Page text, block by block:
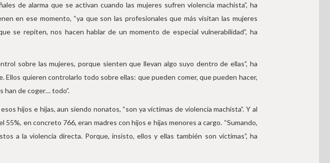
de alarma que se activan cuando las mujeres sufren violencia machista”, ha
en ese momento, “ya que son las profesionales que más visitan las mujeres
se repiten, nos hacen hablar de un momento de especial vulnerabilidad”, ha
sobre las mujeres, porque sienten que llevan algo suyo dentro de ellas”, ha
quieren controlarlo todo sobre ellas: que pueden comer, que pueden hacer,
han de coger… todo”.
hijos e hijas, aun siendo nonatos, “son ya víctimas de violencia machista”. Y al
en concreto 766, eran madres con hijos e hijas menores a cargo. “Sumando,
a la violencia directa. Porque, insisto, ellos y ellas también son víctimas”, ha